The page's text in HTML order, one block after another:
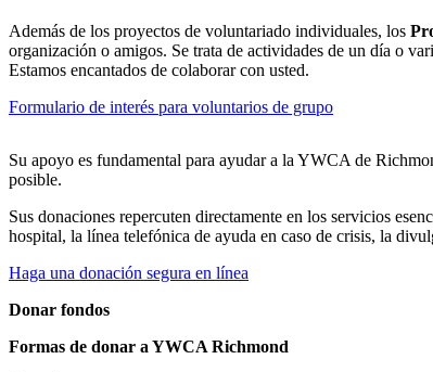
Además de los proyectos de voluntariado individuales, los
organización o amigos. Se trata de actividades de un día o
Estamos encantados de colaborar con usted.
Formulario de interés para voluntarios de grupo
Su apoyo es fundamental para ayudar a la YWCA de
posible.
Sus donaciones repercuten directamente en los servicios
hospital, la línea telefónica de ayuda en caso de crisis, la
Haga una donación segura en línea
Donar fondos
Formas de donar a YWCA Richmond